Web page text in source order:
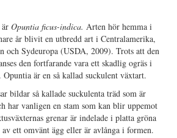
Opuntia ficus-indica. Arten hör hemma i
år blivit en utbredd art i Centralamerika,
och Sydeuropa (USDA, 2009). Trots att den
den fortfarande vara ett skadlig ogräs i
är en så kallad suckulent växtart.
bildar så kallade suckulenta träd som är
har vanligen en stam som kan blir uppemot
grenar är indelade i platta gröna
ett omvänt ägg eller är avlånga i formen.